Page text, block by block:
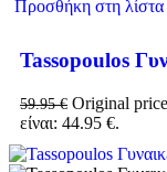
Προσθήκη στη λίστα
Tassopoulos
59.95€ Original
είναι: 44.95 €.